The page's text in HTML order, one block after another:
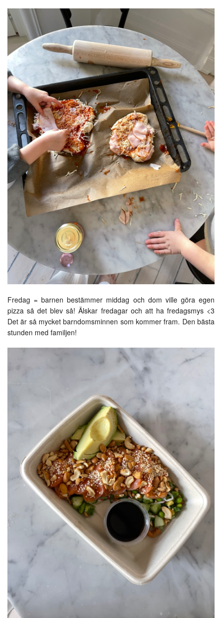
Fredag = barnen bestämmer middag och dom ville göra egen
pizza så det blev så! Älskar fredagar och att ha fredagsmys <3
Det är så mycket barndomsminnen som kommer fram. Den bästa
stunden med familjen!